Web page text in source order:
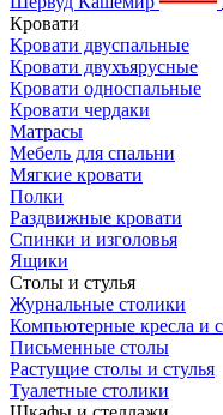
Кровати
Кровати двуспальные
Кровати двухъярусные
Кровати односпальные
Кровати чердаки
Матрасы
Мебель для спальни
Мягкие кровати
Полки
Раздвижные кровати
Спинки и изголовья
Ящики
Столы и стулья
Журнальные столики
Компьютерные кресла и
Письменные столы
Растущие столы и стулья
Туалетные столики